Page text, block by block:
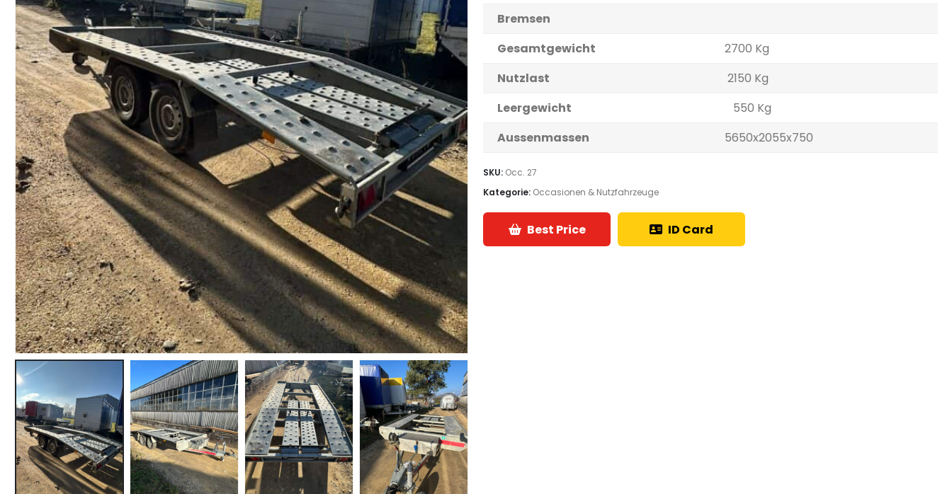
Bremsen
Gesamtgewicht
2700 Kg
Nutzlast
2150 Kg
Leergewicht
550 Kg
Aussenmassen
5650x2055x750
SKU: Occ. 27
Kategorie: Occasionen & Nutzfahrzeuge
Best Price ID Card